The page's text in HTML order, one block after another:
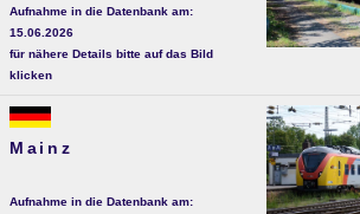
Aufnahme in die Datenbank am:
15.06.2026
für nähere Details bitte auf das Bild
klicken
Mainz
Aufnahme in die Datenbank am: